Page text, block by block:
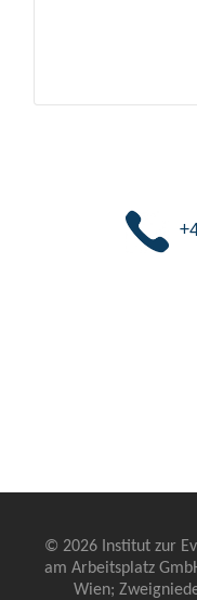
© 2026 Institut zur
am Arbeitsplatz
Wien;